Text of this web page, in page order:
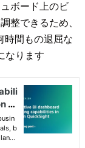
ボード上のビ
整できるため、
時間もの退屈な
なります